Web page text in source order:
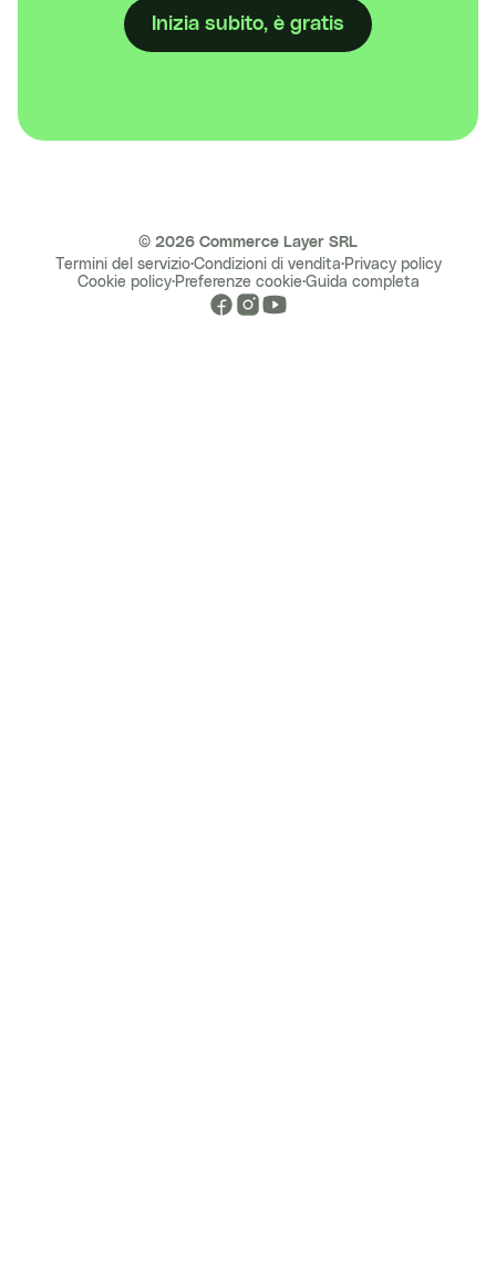
Inizia subito, è gratis
© 2026 Commerce Layer SRL
Termini del servizio·Condizioni di vendita·Privacy policy
Cookie policy·Preferenze cookie·Guida completa